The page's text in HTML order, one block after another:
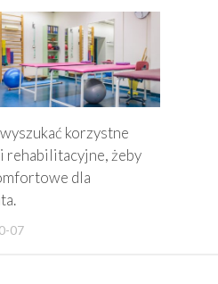
korzystne
rehabilitacyjne, żeby
dla
07